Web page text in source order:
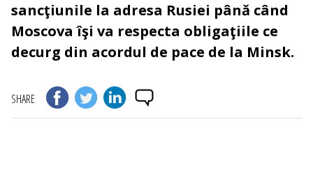
sancţiunile la adresa Rusiei până când
Moscova îşi va respecta obligaţiile ce
decurg din acordul de pace de la Minsk.
SHARE